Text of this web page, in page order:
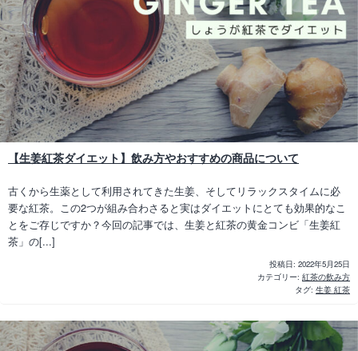
【生姜紅茶ダイエット】飲み方やおすすめの商品について
古くから生薬として利用されてきた生姜、そしてリラックスタイムに必
要な紅茶。この2つが組み合わさると実はダイエットにとても効果的なこ
とをご存じですか？今回の記事では、生姜と紅茶の黄金コンビ「生姜紅
茶」の[...]
投稿日: 2022年5月25日
カテゴリー: 紅茶の飲み方
タグ: 生姜 紅茶